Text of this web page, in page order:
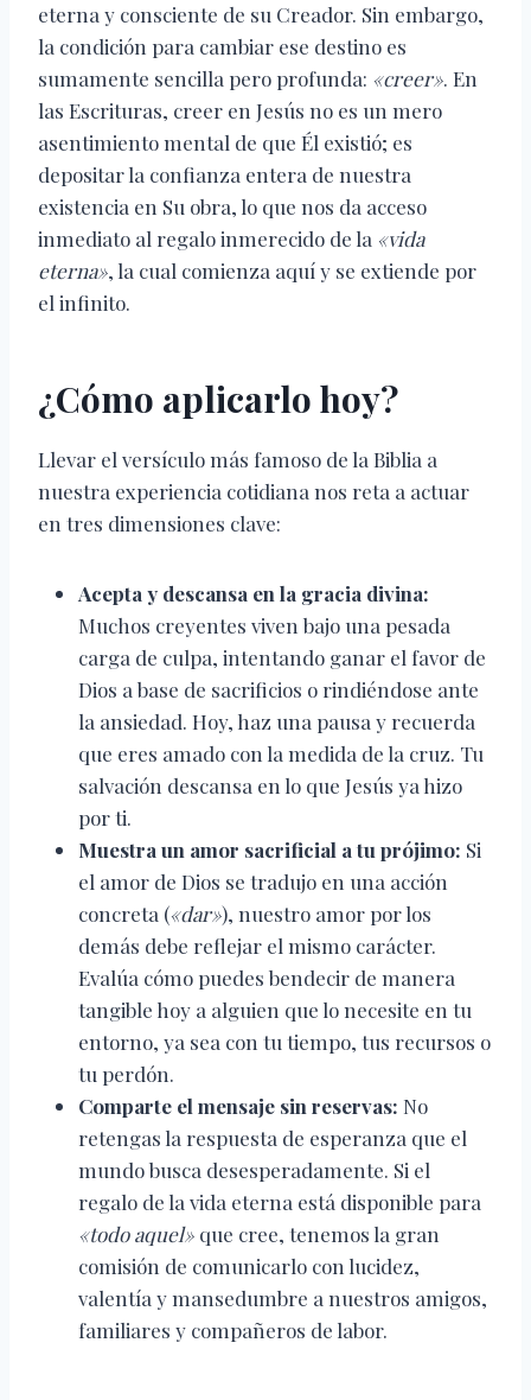
eterna y consciente de su Creador. Sin embargo,
la condición para cambiar ese destino es
sumamente sencilla pero profunda: «creer». En
las Escrituras, creer en Jesús no es un mero
asentimiento mental de que Él existió; es
depositar la confianza entera de nuestra
existencia en Su obra, lo que nos da acceso
inmediato al regalo inmerecido de la «vida
eterna», la cual comienza aquí y se extiende por
el infinito.
¿Cómo aplicarlo hoy?
Llevar el versículo más famoso de la Biblia a
nuestra experiencia cotidiana nos reta a actuar
en tres dimensiones clave:
Acepta y descansa en la gracia divina:
Muchos creyentes viven bajo una pesada
carga de culpa, intentando ganar el favor de
Dios a base de sacrificios o rindiéndose ante
la ansiedad. Hoy, haz una pausa y recuerda
que eres amado con la medida de la cruz. Tu
salvación descansa en lo que Jesús ya hizo
por ti.
Muestra un amor sacrificial a tu prójimo: Si
el amor de Dios se tradujo en una acción
concreta («dar»), nuestro amor por los
demás debe reflejar el mismo carácter.
Evalúa cómo puedes bendecir de manera
tangible hoy a alguien que lo necesite en tu
entorno, ya sea con tu tiempo, tus recursos o
tu perdón.
Comparte el mensaje sin reservas: No
retengas la respuesta de esperanza que el
mundo busca desesperadamente. Si el
regalo de la vida eterna está disponible para
«todo aquel» que cree, tenemos la gran
comisión de comunicarlo con lucidez,
valentía y mansedumbre a nuestros amigos,
familiares y compañeros de labor.